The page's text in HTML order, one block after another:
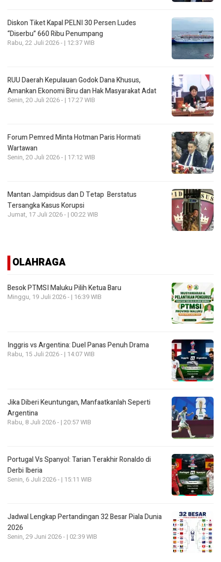
Diskon Tiket Kapal PELNI 30 Persen Ludes
“Diserbu” 660 Ribu Penumpang
Rabu, 22 Juli 2026 - | 12:37 WIB
RUU Daerah Kepulauan Godok Dana Khusus,
Amankan Ekonomi Biru dan Hak Masyarakat Adat
Senin, 20 Juli 2026 - | 17:27 WIB
Forum Pemred Minta Hotman Paris Hormati
Wartawan
Senin, 20 Juli 2026 - | 17:12 WIB
Mantan Jampidsus dan D Tetap Berstatus
Tersangka Kasus Korupsi
Jumat, 17 Juli 2026 - | 00:22 WIB
OLAHRAGA
Besok PTMSI Maluku Pilih Ketua Baru
Minggu, 19 Juli 2026 - | 16:39 WIB
Inggris vs Argentina: Duel Panas Penuh Drama
Rabu, 15 Juli 2026 - | 14:07 WIB
Jika Diberi Keuntungan, Manfaatkanlah Seperti
Argentina
Rabu, 8 Juli 2026 - | 20:57 WIB
Portugal Vs Spanyol: Tarian Terakhir Ronaldo di
Derbi Iberia
Senin, 6 Juli 2026 - | 15:11 WIB
Jadwal Lengkap Pertandingan 32 Besar Piala Dunia
2026
Senin, 29 Juni 2026 - | 02:39 WIB